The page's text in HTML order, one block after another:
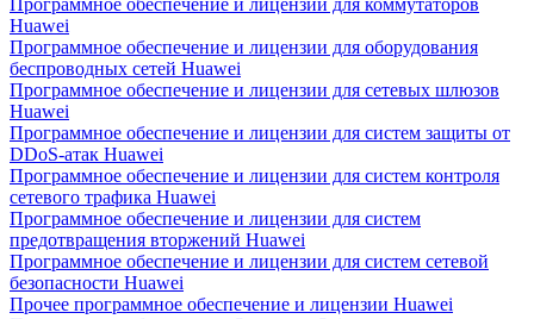
Программное обеспечение и лицензии для коммутаторов
Huawei
Программное обеспечение и лицензии для оборудования
беспроводных сетей Huawei
Программное обеспечение и лицензии для сетевых шлюзов
Huawei
Программное обеспечение и лицензии для систем защиты от
DDoS-атак Huawei
Программное обеспечение и лицензии для систем контроля
сетевого трафика Huawei
Программное обеспечение и лицензии для систем
предотвращения вторжений Huawei
Программное обеспечение и лицензии для систем сетевой
безопасности Huawei
Прочее программное обеспечение и лицензии Huawei